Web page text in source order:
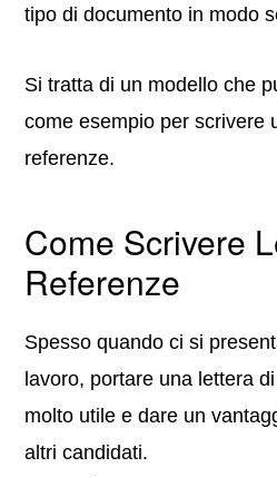
tipo di documento in modo
Si tratta di un modello che
come esempio per scrivere
referenze.
Come Scrivere
Referenze
Spesso quando ci si
lavoro, portare una lettera
molto utile e dare un
altri candidati.